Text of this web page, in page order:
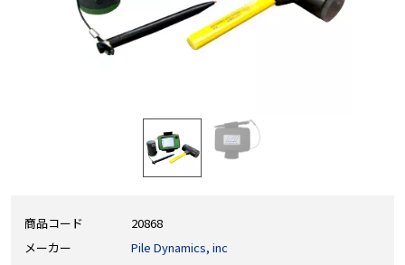
商品コード
20868
メーカー
Pile Dynamics, inc